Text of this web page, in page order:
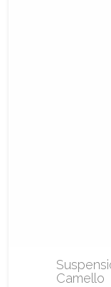
Camello